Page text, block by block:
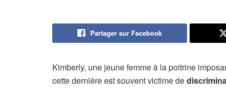
Partager sur Facebook
Kimberly, une jeune femme à la poitrine
cette dernière est souvent victime de